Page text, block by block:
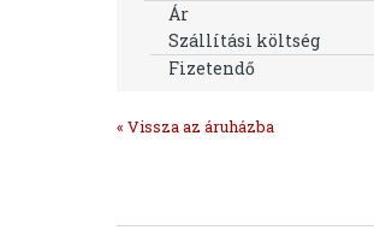
Ár
Szállítási költség
Fizetendő
« Vissza az áruházba